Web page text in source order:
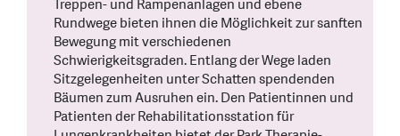
Treppen- und Rampenanlagen und ebene
Rundwege bieten ihnen die Möglichkeit zur sanften
Bewegung mit verschiedenen
Schwierigkeitsgraden. Entlang der Wege laden
Sitzgelegenheiten unter Schatten spendenden
Bäumen zum Ausruhen ein. Den Patientinnen und
Patienten der Rehabilitationsstation für